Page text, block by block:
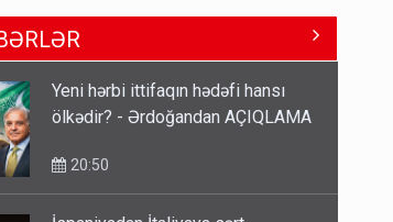
Geri çağırılan səfir Abel
Məhərrəmovun oğludur - DOSYE
hüquq və vəzifələr verilib
Yeni hərbi ittifaqın hədəfi hansı
ölkədir? - Ərdoğandan AÇIQLAMA
20:50